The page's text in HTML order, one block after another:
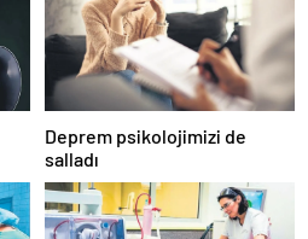
Deprem psikolojimizi de
salladı